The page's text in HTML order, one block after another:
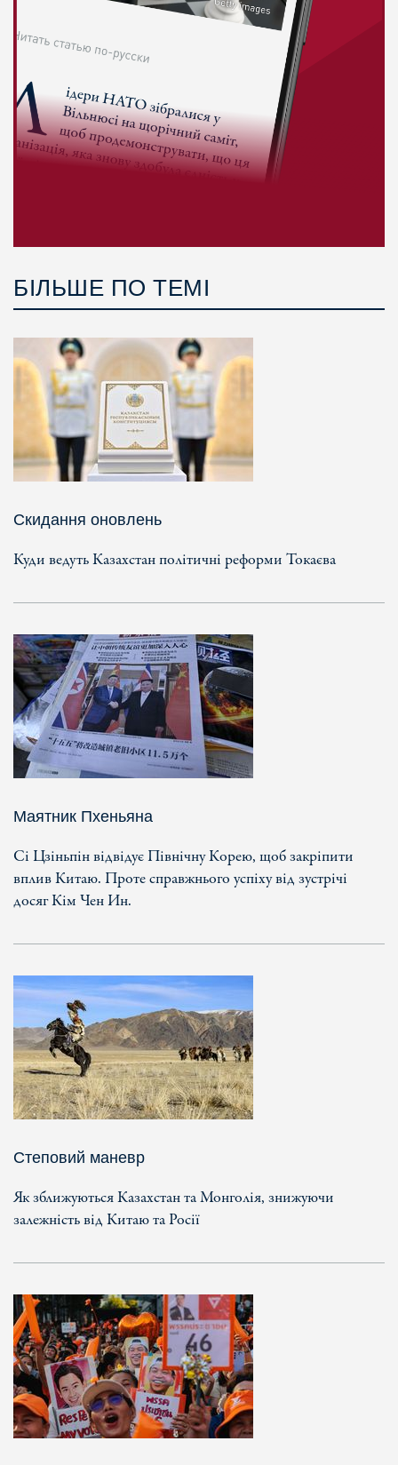
БІЛЬШЕ ПО ТЕМІ
Скидання оновлень
Куди ведуть Казахстан політичні реформи Токаєва
Маятник Пхеньяна
Сі Цзіньпін відвідує Північну Корею, щоб закріпити
вплив Китаю. Проте справжнього успіху від зустрічі
досяг Кім Чен Ин.
Степовий маневр
Як зближуються Казахстан та Монголія, знижуючи
залежність від Китаю та Росії